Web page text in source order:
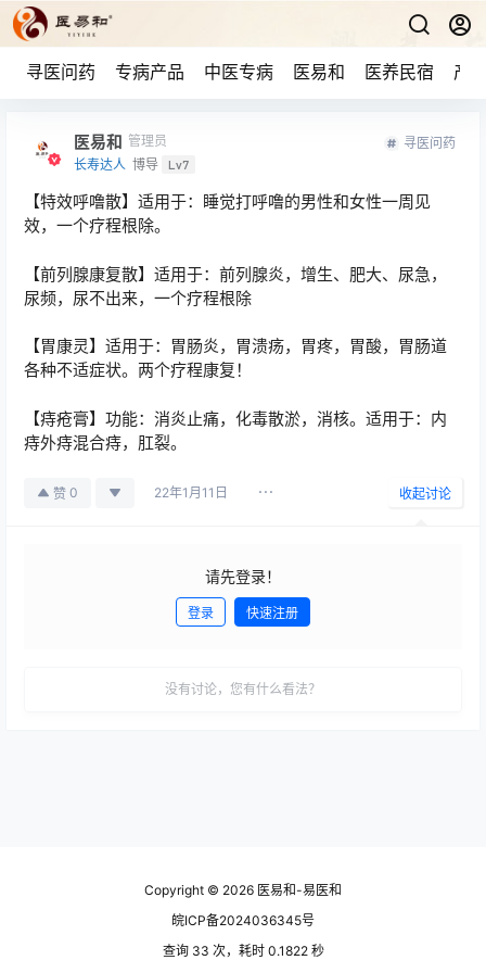
寻医问药 专病产品 中医专病 医易和 医养民宿 产
医易和 管理员
长寿达人 博导 Lv7
寻医问药
【特效呼噜散】适用于：睡觉打呼噜的男性和女性一周见
效，一个疗程根除。
【前列腺康复散】适用于：前列腺炎，增生、肥大、尿急，
尿频，尿不出来，一个疗程根除
【胃康灵】适用于：胃肠炎，胃溃疡，胃疼，胃酸，胃肠道
各种不适症状。两个疗程康复！
【痔疮膏】功能：消炎止痛，化毒散淤，消核。适用于：内
痔外痔混合痔，肛裂。
赞 0 22年1月11日 收起讨论
请先登录！
登录 快速注册
没有讨论，您有什么看法？
Copyright © 2026 医易和-易医和
皖ICP备2024036345号
查询 33 次，耗时 0.1822 秒